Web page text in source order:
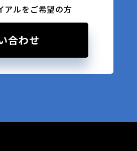
アルをご希望の方
合わせ